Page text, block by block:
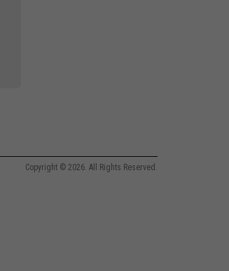
Copyright © 2026. All Rights Reserved.